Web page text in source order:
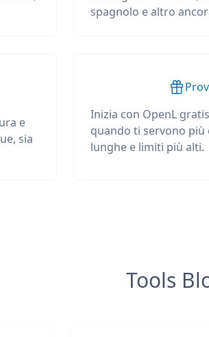
spagnolo e altro
e
sia
Inizia con OpenL
quando ti servono
lunghe e limiti più alti.
Tools